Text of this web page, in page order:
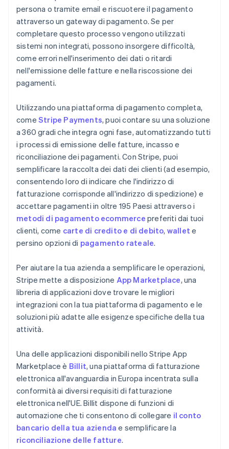
persona o tramite email e riscuotere il pagamento
attraverso un gateway di pagamento. Se per
completare questo processo vengono utilizzati
sistemi non integrati, possono insorgere difficoltà,
come errori nell'inserimento dei dati o ritardi
nell'emissione delle fatture e nella riscossione dei
pagamenti.
Utilizzando una piattaforma di pagamento completa,
come Stripe Payments, puoi contare su una soluzione
a 360 gradi che integra ogni fase, automatizzando tutti
i processi di emissione delle fatture, incasso e
riconciliazione dei pagamenti. Con Stripe, puoi
semplificare la raccolta dei dati dei clienti (ad esempio,
consentendo loro di indicare che l'indirizzo di
fatturazione corrisponde all'indirizzo di spedizione) e
accettare pagamenti in oltre 195 Paesi attraverso i
metodi di pagamento ecommerce preferiti dai tuoi
clienti, come carte di credito e di debito, wallet e
persino opzioni di pagamento rateale.
Per aiutare la tua azienda a semplificare le operazioni,
Stripe mette a disposizione App Marketplace, una
libreria di applicazioni dove trovare le migliori
integrazioni con la tua piattaforma di pagamento e le
soluzioni più adatte alle esigenze specifiche della tua
attività.
Una delle applicazioni disponibili nello Stripe App
Marketplace è Billit, una piattaforma di fatturazione
elettronica all'avanguardia in Europa incentrata sulla
conformità ai diversi requisiti di fatturazione
elettronica nell'UE. Billit dispone di funzioni di
automazione che ti consentono di collegare il conto
bancario della tua azienda e semplificare la
riconciliazione delle fatture.